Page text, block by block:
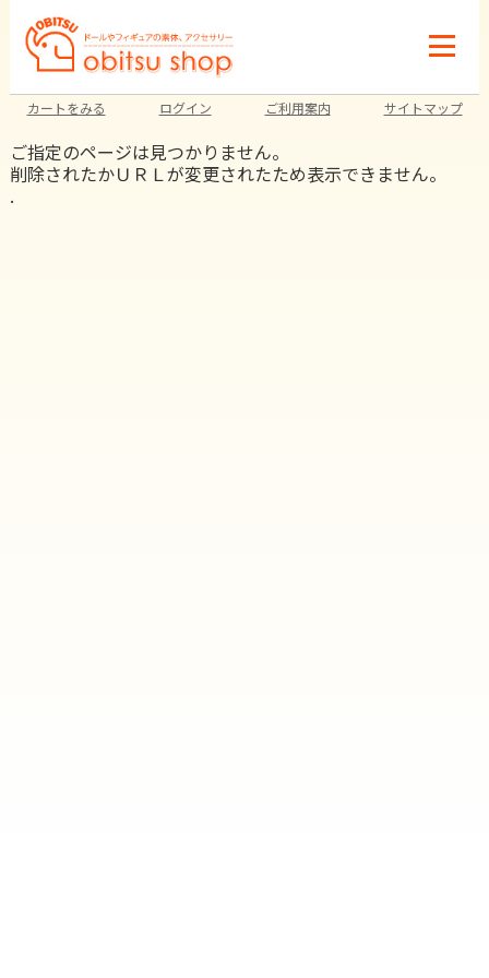
カートをみる ログイン ご利用案内 サイトマップ
ご指定のページは見つかりません。
削除されたかＵＲＬが変更されたため表示できません。
.